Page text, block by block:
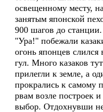
освещенному месту,
занятым японской
900 шагов до
"Ура!" побежали
огонь японцев
гул. Много казаков
прилегли к земле, а
прокрались к самому
рвам возле построек
выбор. Отдохнувши